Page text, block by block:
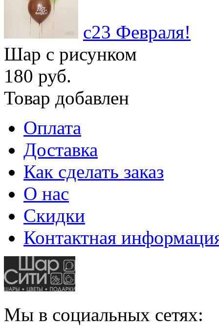
с23 Февраля!
Шар с рисунком
180 руб.
Товар добавлен
Оплата
Доставка
Как сделать заказ
О нас
Скидки
Контактная
Мы в социальных сетях: